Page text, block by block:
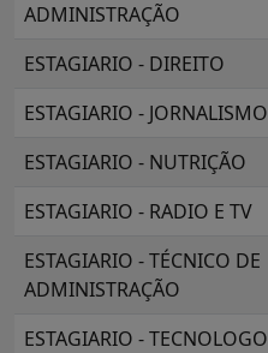
ADMINISTRAÇÃO
ESTAGIARIO - DIREITO
ESTAGIARIO - JORNALISMO
ESTAGIARIO - NUTRIÇÃO
ESTAGIARIO - RADIO E TV
ESTAGIARIO - TÉCNICO DE
ADMINISTRAÇÃO
ESTAGIARIO - TECNOLOGO